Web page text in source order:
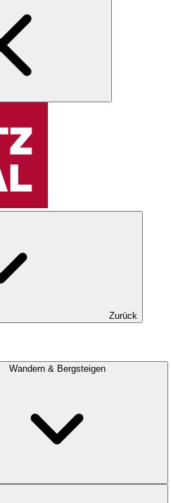
Zurück
Wandern & Bergsteigen